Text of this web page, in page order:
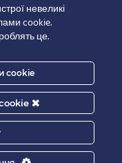
невеликі
cookie.
це.
cookie